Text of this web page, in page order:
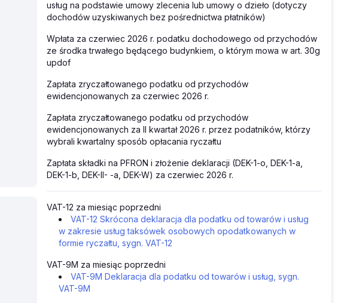
usług na podstawie umowy zlecenia lub umowy o dzieło (dotyczy
dochodów uzyskiwanych bez pośrednictwa płatników)
Wpłata za czerwiec 2026 r. podatku dochodowego od przychodów
ze środka trwałego będącego budynkiem, o którym mowa w art. 30g
updof
Zapłata zryczałtowanego podatku od przychodów
ewidencjonowanych za czerwiec 2026 r.
Zapłata zryczałtowanego podatku od przychodów
ewidencjonowanych za II kwartał 2026 r. przez podatników, którzy
wybrali kwartalny sposób opłacania ryczałtu
Zapłata składki na PFRON i złożenie deklaracji (DEK-1-o, DEK-1-a,
DEK-1-b, DEK-II- -a, DEK-W) za czerwiec 2026 r.
VAT-12 za miesiąc poprzedni
VAT-12 Skrócona deklaracja dla podatku od towarów i usług
w zakresie usług taksówek osobowych opodatkowanych w
formie ryczałtu, sygn. VAT-12
VAT-9M za miesiąc poprzedni
VAT-9M Deklaracja dla podatku od towarów i usług, sygn.
VAT-9M